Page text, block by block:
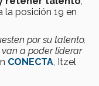
la posición 19 en
por su talento,
a poder liderar
CONECTA , Itzel